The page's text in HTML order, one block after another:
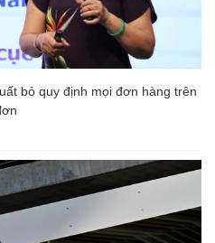
bỏ quy định mọi đơn hàng trên